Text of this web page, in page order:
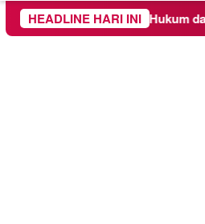
HEADLINE HARI INI
Awas Risiko Hukum dan